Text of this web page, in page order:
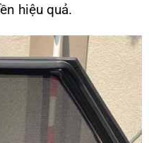
hiệu quả.